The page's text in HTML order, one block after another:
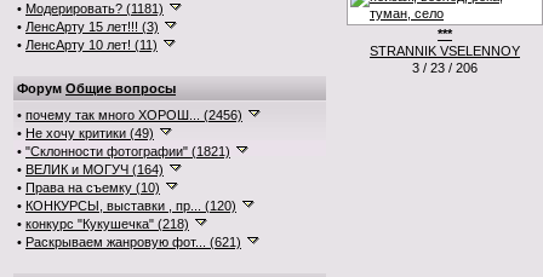
• Модерировать? (1181)
• ЛенсАрту 15 лет!!! (3)
• ЛенсАрту 10 лет! (11)
Форум Общие вопросы
• почему так много ХОРОШ... (2456)
• Не хочу критики (49)
• "Склонности фотографии" (1821)
• ВЕЛИК и МОГУЧ (164)
• Права на съемку (10)
• КОНКУРСЫ, выставки , пр... (120)
• конкурс "Кукушечка" (218)
• Раскрываем жанровую фот... (621)
***
STRANNIK VSELENNOY
3 / 23 / 206